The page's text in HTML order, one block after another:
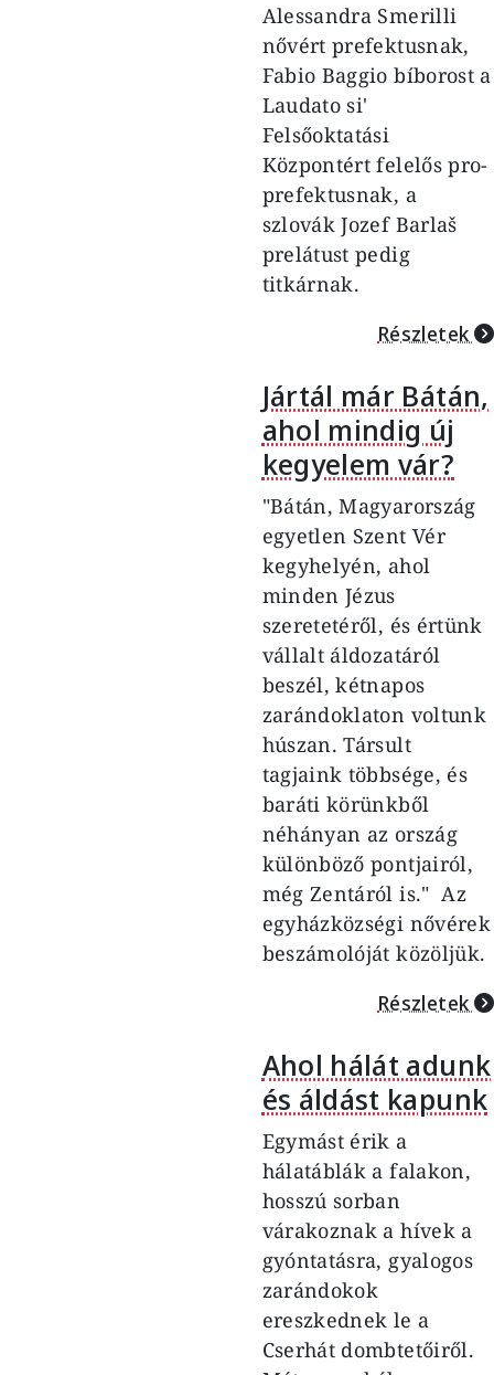
Alessandra Smerilli
nővért prefektusnak,
Fabio Baggio bíborost a
Laudato si'
Felsőoktatási
Központért felelős pro-
prefektusnak, a
szlovák Jozef Barlaš
prelátust pedig
titkárnak.
Részletek
Jártál már Bátán,
ahol mindig új
kegyelem vár?
"Bátán, Magyarország
egyetlen Szent Vér
kegyhelyén, ahol
minden Jézus
szeretetéről, és értünk
vállalt áldozatáról
beszél, kétnapos
zarándoklaton voltunk
húszan. Társult
tagjaink többsége, és
baráti körünkből
néhányan az ország
különböző pontjairól,
még Zentáról is." Az
egyházközségi nővérek
beszámolóját közöljük.
Részletek
Ahol hálát adunk
és áldást kapunk
Egymást érik a
hálatáblák a falakon,
hosszú sorban
várakoznak a hívek a
gyóntatásra, gyalogos
zarándokok
ereszkednek le a
Cserhát dombtetőiről.